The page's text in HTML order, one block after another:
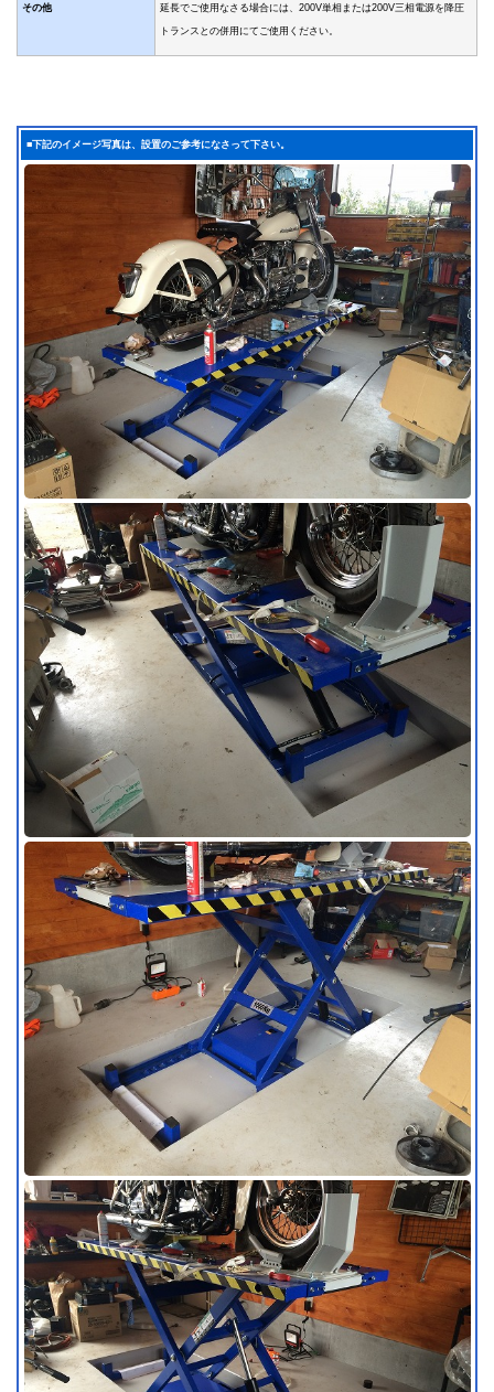
その他 延長でご使用なさる場合には、200V単相または200V三相電源を降圧
トランスとの併用にてご使用ください。
■下記のイメージ写真は、設置のご参考になさって下さい。